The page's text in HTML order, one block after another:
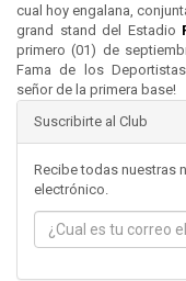
cual hoy engalana,
grand stand del Estadio
primero (01) de
Fama de los
señor de la primera base!
Suscribirte al Club
Recibe todas nuestras
electrónico.